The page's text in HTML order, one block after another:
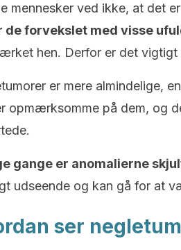
mennesker ved ikke, at det
de forvekslet med visse
hen. Derfor er det
er mere almindelige,
opmærksomme på dem, og
gange er anomalierne
udseende og kan gå for at
ser